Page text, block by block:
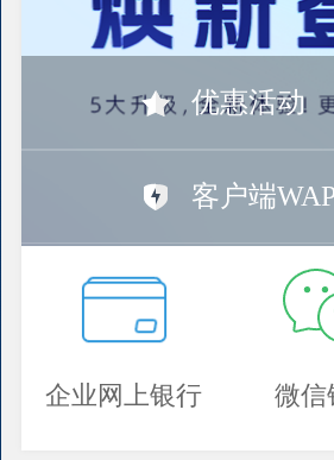
优惠活动
客户端
企业网上银行 微信